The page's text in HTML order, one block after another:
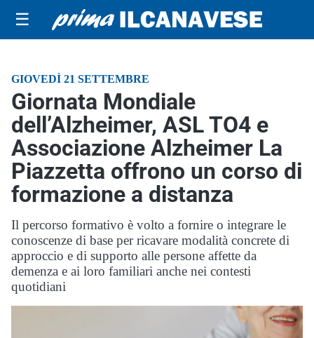
☰
GIOVEDÌ 21 SETTEMBRE
Giornata Mondiale
dell’Alzheimer, ASL TO4 e
Associazione Alzheimer La
Piazzetta offrono un corso di
formazione a distanza
Il percorso formativo è volto a fornire o integrare le
conoscenze di base per ricavare modalità concrete di
approccio e di supporto alle persone affette da
demenza e ai loro familiari anche nei contesti
quotidiani